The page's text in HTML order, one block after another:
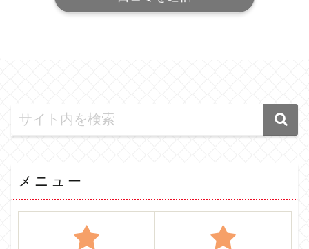
メニュー